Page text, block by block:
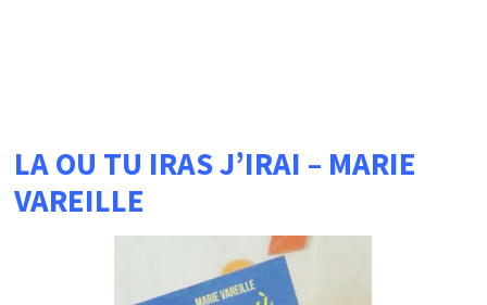
LA OU TU IRAS J’IRAI – MARIE
VAREILLE